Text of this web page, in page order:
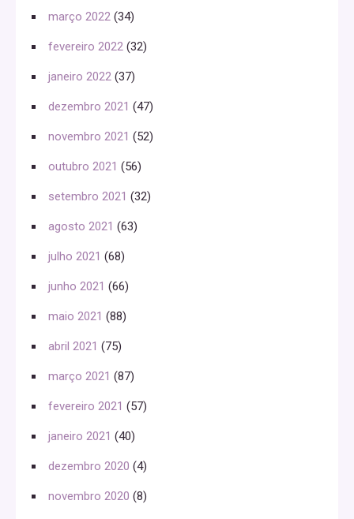
março 2022 (34)
fevereiro 2022 (32)
janeiro 2022 (37)
dezembro 2021 (47)
novembro 2021 (52)
outubro 2021 (56)
setembro 2021 (32)
agosto 2021 (63)
julho 2021 (68)
junho 2021 (66)
maio 2021 (88)
abril 2021 (75)
março 2021 (87)
fevereiro 2021 (57)
janeiro 2021 (40)
dezembro 2020 (4)
novembro 2020 (8)